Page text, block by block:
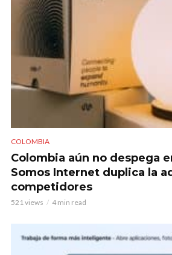
COLOMBIA
Colombia aún no despega
Somos Internet duplica la
competidores
521 views 4 min read